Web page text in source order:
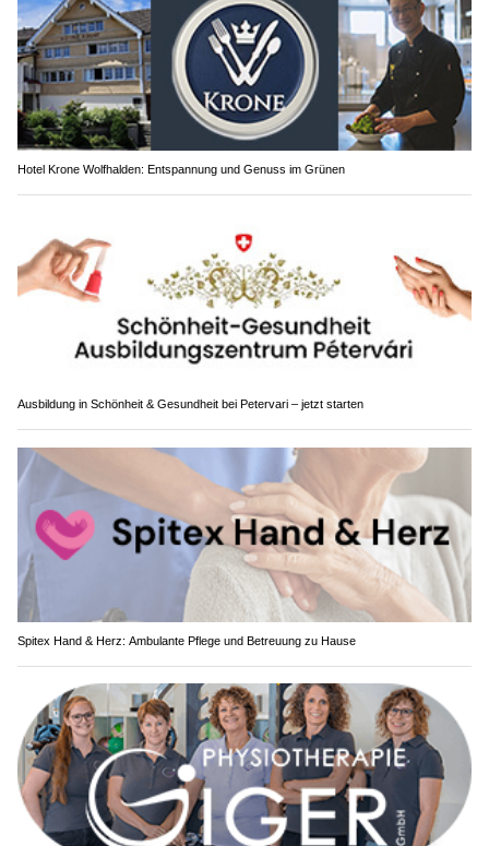
Hotel Krone Wolfhalden: Entspannung und Genuss im Grünen
Ausbildung in Schönheit & Gesundheit bei Petervari – jetzt starten
Spitex Hand & Herz: Ambulante Pflege und Betreuung zu Hause